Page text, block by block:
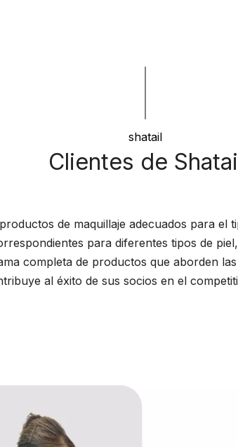
shatail
Clientes de
de maquillaje adecuados para el
para diferentes tipos de
completa de productos que aborden
al éxito de sus socios en el